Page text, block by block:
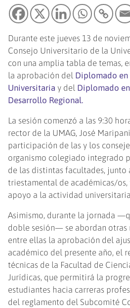
Durante este jueves 13 de
Consejo Universitario de la
con una amplia tabla de temas,
la aprobación del Diplomado en
Universitaria y del Diplomado
Desarrollo Regional.
La sesión comenzó a las 9:30
rector de la UMAG, José
participación de las y los
organismo colegiado integrado
de las distintas facultades, junto
triestamental de académicas/
apoyo a la actividad
Asimismo, durante la jornada
doble sesión— se abordan otras
entre ellas la aprobación del
académico del presente año, el
técnicas de la Facultad de
Jurídicas, que permitirá la
estudiantes hacia carreras
del reglamento del Subcomité